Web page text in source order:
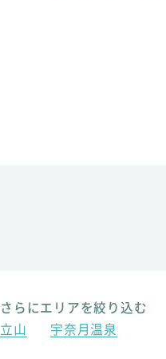
さらにエリアを絞り込む
立山
宇奈月温泉